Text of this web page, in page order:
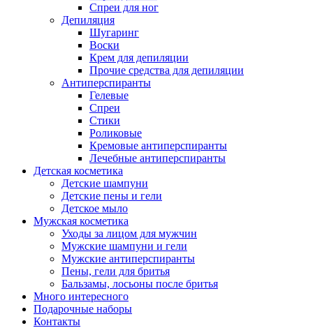
Спреи для ног
Депиляция
Шугаринг
Воски
Крем для депиляции
Прочие средства для депиляции
Антиперспиранты
Гелевые
Спреи
Стики
Роликовые
Кремовые антиперспиранты
Лечебные антиперспиранты
Детская косметика
Детские шампуни
Детские пены и гели
Детское мыло
Мужская косметика
Уходы за лицом для мужчин
Мужские шампуни и гели
Мужские антиперспиранты
Пены, гели для бритья
Бальзамы, лосьоны после бритья
Много интересного
Подарочные наборы
Контакты